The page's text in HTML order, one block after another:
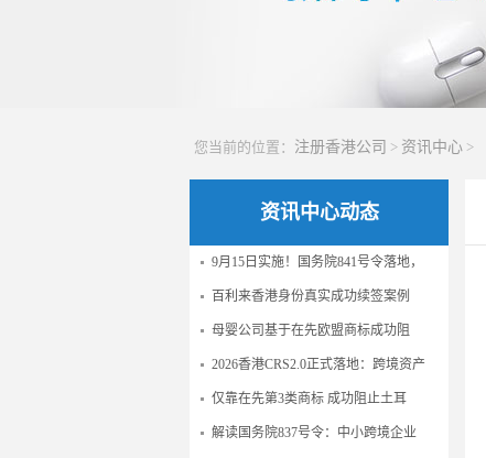
您当前的位置： 注册香港公司 > 资讯中心 >
资讯中心动态
9月15日实施！国务院841号令落地，
百利来香港身份真实成功续签案例
母婴公司基于在先欧盟商标成功阻
2026香港CRS2.0正式落地：跨境资产
仅靠在先第3类商标 成功阻止土耳
解读国务院837号令：中小跨境企业